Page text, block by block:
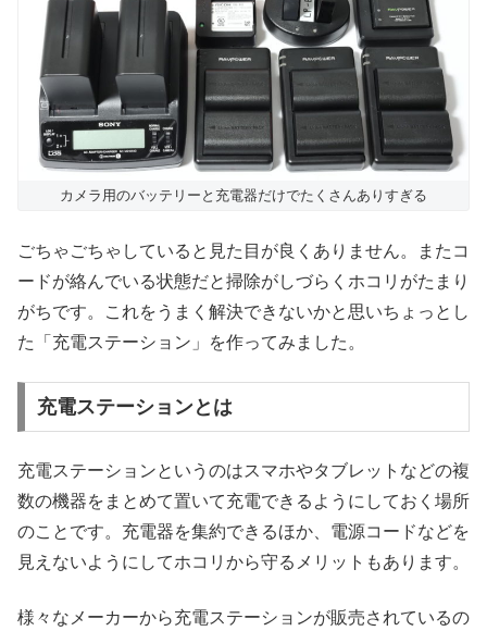
カメラ用のバッテリーと充電器だけでたくさんありすぎる
ごちゃごちゃしていると見た目が良くありません。またコ
ードが絡んでいる状態だと掃除がしづらくホコリがたまり
がちです。これをうまく解決できないかと思いちょっとし
た「充電ステーション」を作ってみました。
充電ステーションとは
充電ステーションというのはスマホやタブレットなどの複
数の機器をまとめて置いて充電できるようにしておく場所
のことです。充電器を集約できるほか、電源コードなどを
見えないようにしてホコリから守るメリットもあります。
様々なメーカーから充電ステーションが販売されているの